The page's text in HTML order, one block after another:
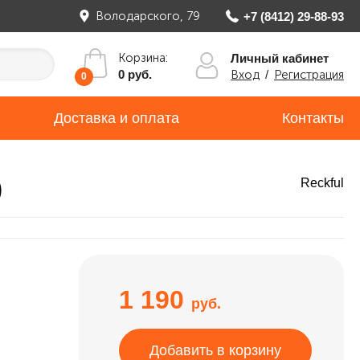
Володарского, 79 +7 (8412) 29-88-93
0
Корзина:
0 руб.
Личный кабинет
Вход / Регистрация
Доставка и оплата Контакты
Reckful
1 190 руб.
Добавить в корзину